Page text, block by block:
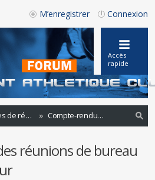
Connexion
M’enregistrer
Accès
rapide
Archives de réunions
Compte-rendus des réunions de bureau et comité directeur
he
réunions de bureau